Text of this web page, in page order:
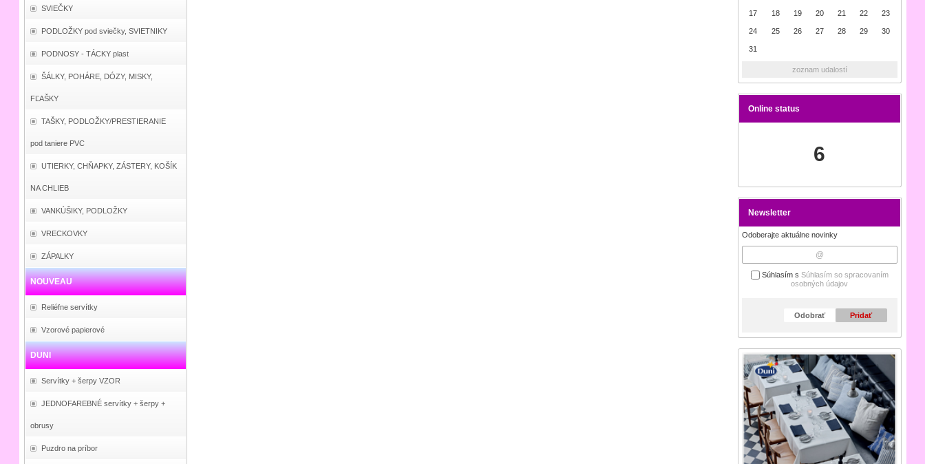
SVIEČKY
PODLOŽKY pod sviečky, SVIETNIKY
PODNOSY - TÁCKY plast
ŠÁLKY, POHÁRE, DÓZY, MISKY,
FĽAŠKY
TAŠKY, PODLOŽKY/PRESTIERANIE
pod taniere PVC
UTIERKY, CHŇAPKY, ZÁSTERY, KOŠÍK
NA CHLIEB
VANKÚŠIKY, PODLOŽKY
VRECKOVKY
ZÁPALKY
NOUVEAU
Reliéfne servítky
Vzorové papierové
DUNI
Servítky + šerpy VZOR
JEDNOFAREBNÉ servítky + šerpy +
obrusy
Puzdro na príbor
17 18 19 20 21 22 23
24 25 26 27 28 29 30
31
zoznam udalostí
Online status
6
Newsletter
Odoberajte aktuálne novinky
Súhlasím s Súhlasím so spracovaním
osobných údajov
Odobrať Pridať